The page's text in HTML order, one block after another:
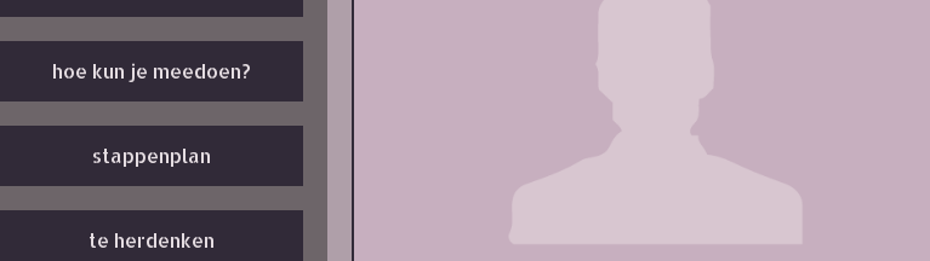
hoe kun je meedoen?
stappenplan
te herdenken